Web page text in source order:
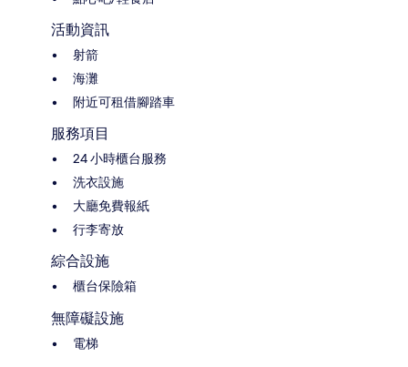
活動資訊
射箭
海灘
附近可租借腳踏車
服務項目
24 小時櫃台服務
洗衣設施
大廳免費報紙
行李寄放
綜合設施
櫃台保險箱
無障礙設施
電梯